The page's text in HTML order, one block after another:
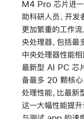
M4 Pro 芯片进一
助科研人员、开发
更加繁重的工作
央处理器，包括
中央处理器性能
最新型 AI PC 芯
备最多 20 颗核心
处理性能，比最
这一大幅性能提